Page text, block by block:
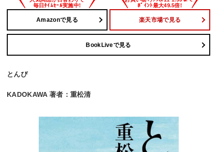
Amazonで見る 楽天市場で見る
BookLiveで見る
とんび
KADOKAWA 著者：重松清